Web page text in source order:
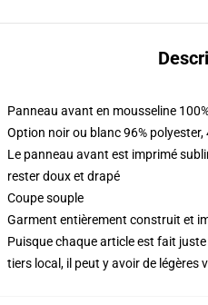
Panneau avant en mousseline
Option noir ou blanc 96% polyester,
Le panneau avant est imprimé
rester doux et drapé
Coupe souple
Garment entièrement construit et
Puisque chaque article est fait
tiers local, il peut y avoir de légères